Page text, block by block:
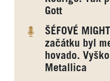
Gott
ŠÉFOVÉ
začátku byl
hovado.
Metallica